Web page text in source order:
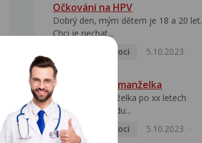
Očkování na HPV
Dobrý den, mým dětem je 18 a 20 let.
Chci je nechat...
Pohlavní nemoci
5.10.2023
HPV pozitivní manželka
Dobrý den, manželka po xx letech
přivezla z Východu...
Pohlavní nemoci
5.10.2023